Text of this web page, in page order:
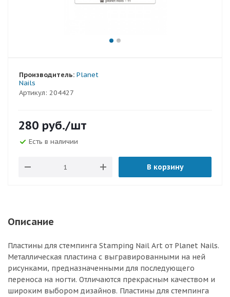
Артикул: 204427
Производитель: Planet
Nails
280 руб./шт
Есть в наличии
В корзину
Описание
Пластины для стемпинга Stamping Nail Art от Planet Nails.
Металлическая пластина с выгравированными на ней
рисунками, предназначенными для последующего
переноса на ногти. Отличаются прекрасным качеством и
широким выбором дизайнов. Пластины для стемпинга